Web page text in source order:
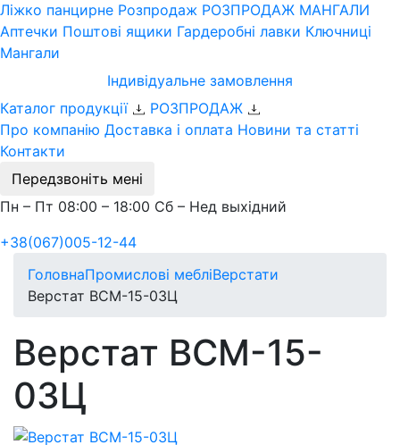
Ліжко панцирне Розпродаж РОЗПРОДАЖ МАНГАЛИ
Аптечки Поштові ящики Гардеробні лавки Ключниці
Мангали
Індивідуальне замовлення
Каталог продукції
РОЗПРОДАЖ
Про компанію Доставка і оплата Новини та статті
Контакти
Передзвоніть мені
Пн – Пт 08:00 – 18:00 Сб – Нед выхідний
+38(067)005-12-44
ГоловнаПромислові мебліВерстати
Верстат ВСМ-15-03Ц
Верстат ВСМ-15-
03Ц